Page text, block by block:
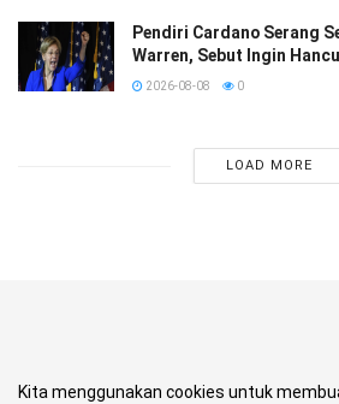
Pendiri Cardano Serang
Warren, Sebut Ingin
2026-08-08 0
LOAD MORE
Kita menggunakan cookies untuk